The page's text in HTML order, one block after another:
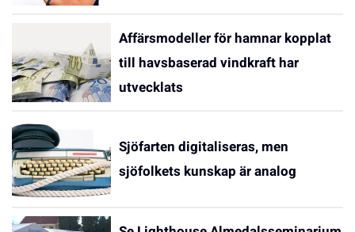
Affärsmodeller för hamnar kopplat
till havsbaserad vindkraft har
utvecklats
Sjöfarten digitaliseras, men
sjöfolkets kunskap är analog